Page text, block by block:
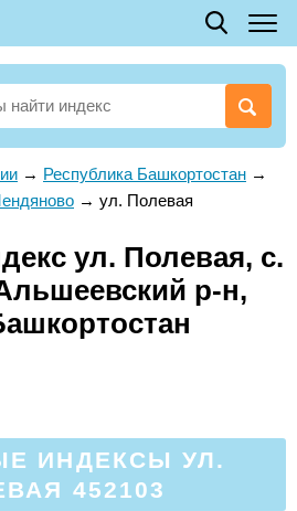
→ Республика Башкортостан →
→ ул. Полевая
ул. Полевая, с.
р-н,
ИНДЕКСЫ УЛ.
452103